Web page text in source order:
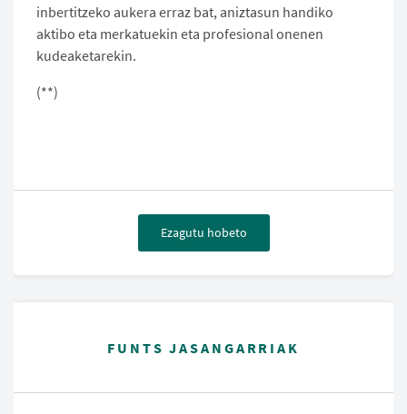
inbertitzeko aukera erraz bat, aniztasun handiko
aktibo eta merkatuekin eta profesional onenen
kudeaketarekin.
(**)
Ezagutu hobeto
FUNTS JASANGARRIAK